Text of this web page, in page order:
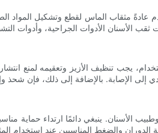
مثقاب الماس لقطع وتشكيل المواد
يجب تنظيف الأزيز وتعقيمه لمنع
الأسنان. ينبغي دائمًا ارتداء حماية